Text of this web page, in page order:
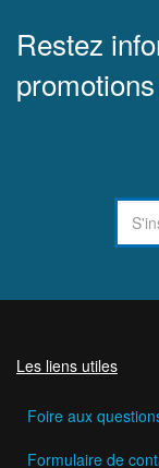
Restez
Les liens utiles
Foire aux
Formulaire de